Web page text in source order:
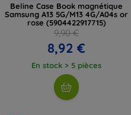
Beline Case Book magnétique
Samsung A13 5G/M13 4G/A04s or
rose (5904422917715)
9,90 €
8,92 €
En stock > 5 pièces